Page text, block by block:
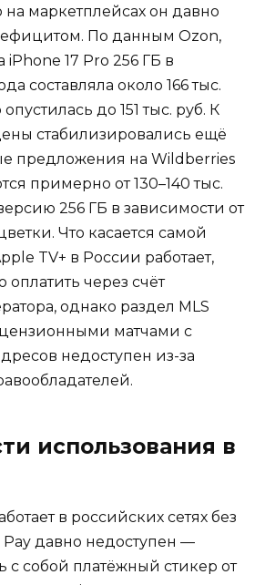
на маркетплейсах он давно
По данным Ozon,
17 Pro 256 ГБ в
составляла около 166 тыс.
до 151 тыс. руб. К
стабилизировались ещё
предложения на Wildberries
примерно от 130–140 тыс.
256 ГБ в зависимости от
Что касается самой
TV+ в России работает,
через счёт
однако раздел MLS
матчами с
недоступен из-за
использования в
в российских сетях без
давно недоступен —
с собой платёжный стикер от